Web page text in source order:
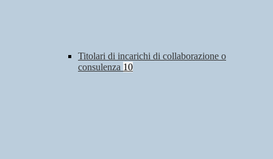
Titolari di incarichi di collaborazione o
consulenza 10